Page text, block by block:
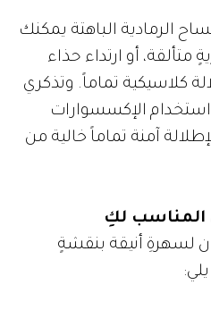
الرمادية الباهتة يمكنك
متألقة، أو ارتداء حذاء
كلاسيكية تماماً. وتذكري
الإكسسوارات
آمنة تماماً خالية من
المناسب لكِ
لسهرةِ أنيقة بنقشةٍ